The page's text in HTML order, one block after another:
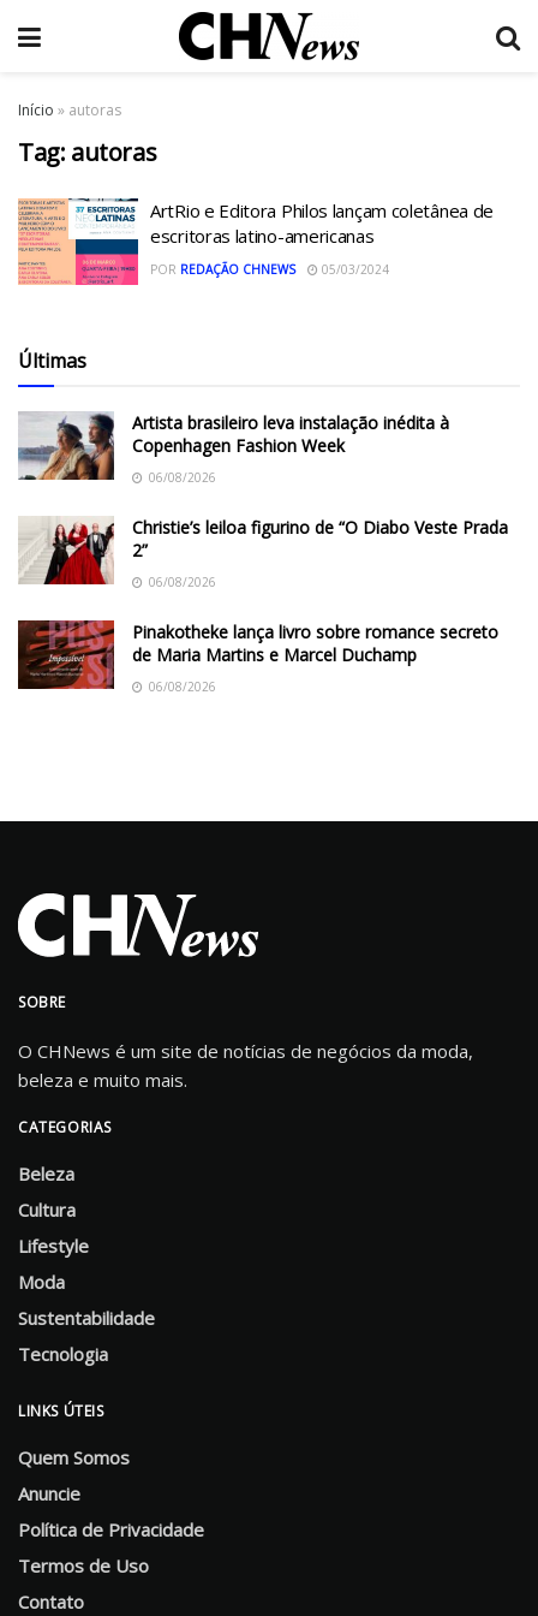
Início » autoras
Tag: autoras
ArtRio e Editora Philos lançam coletânea de
escritoras latino-americanas
POR REDAÇÃO CHNEWS 05/03/2024
Últimas
Artista brasileiro leva instalação inédita à
Copenhagen Fashion Week
06/08/2026
Christie’s leiloa figurino de “O Diabo Veste Prada
2”
06/08/2026
Pinakotheke lança livro sobre romance secreto
de Maria Martins e Marcel Duchamp
06/08/2026
SOBRE
O CHNews é um site de notícias de negócios da moda,
beleza e muito mais.
CATEGORIAS
Beleza
Cultura
Lifestyle
Moda
Sustentabilidade
Tecnologia
LINKS ÚTEIS
Quem Somos
Anuncie
Política de Privacidade
Termos de Uso
Contato